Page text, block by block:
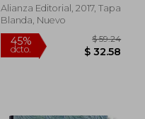
Alianza Editorial, 2017, Tapa
Blanda, Nuevo